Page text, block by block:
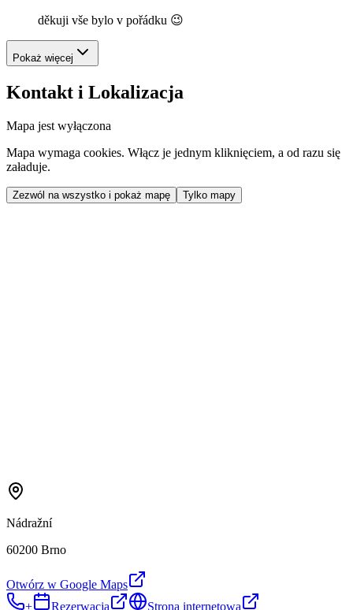
děkuji vše bylo v pořádku 😉
Pokaż więcej
Kontakt i Lokalizacja
Mapa jest wyłączona
Mapa wymaga cookies. Włącz je jednym kliknięciem, a od razu się
załaduje.
Zezwól na wszystko i pokaż mapę Tylko mapy
Nádražní
60200 Brno
Otwórz w Google Maps
+
Rezerwacja
Strona internetowa